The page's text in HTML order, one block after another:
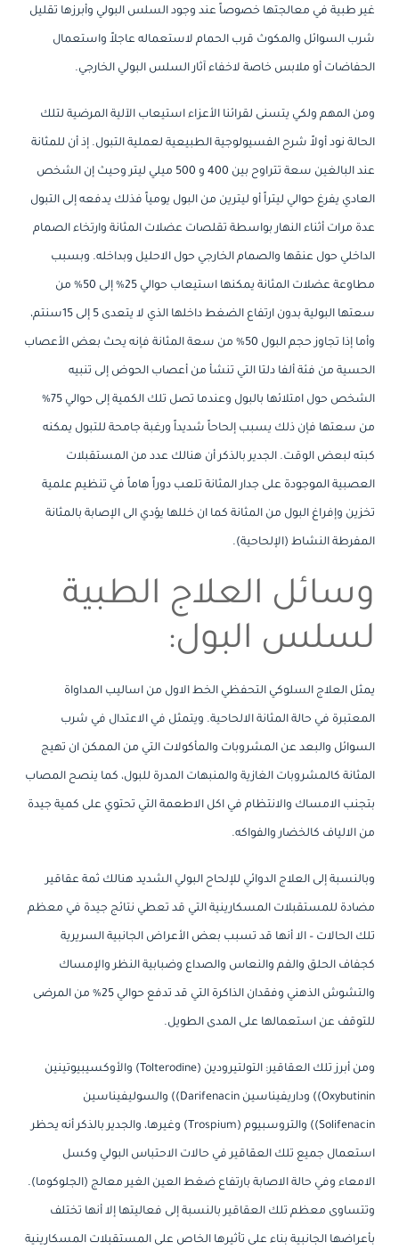
غير طبية في معالجتها خصوصاً عند وجود السلس البولي وأبرزها تقليل
شرب السوائل والمكوث قرب الحمام لاستعماله عاجلاً واستعمال
الحفاضات أو ملابس خاصة لاخفاء آثار السلس البولي الخارجي.
ومن المهم ولكي يتسنى لقرائنا الأعزاء استيعاب الآلية المرضية لتلك
الحالة نود أولاً شرح الفسيولوجية الطبيعية لعملية التبول. إذ أن للمثانة
عند البالغين سعة تتراوح بين 400 و 500 ميلي ليتر وحيث إن الشخص
العادي يفرغ حوالي ليتراً أو ليترين من البول يومياً فذلك يدفعه إلى التبول
عدة مرات أثناء النهار بواسطة تقلصات عضلات المثانة وارتخاء الصمام
الداخلي حول عنقها والصمام الخارجي حول الاحليل وبداخله. وبسبب
مطاوعة عضلات المثانة يمكنها استيعاب حوالي 25% إلى 50% من
سعتها البولية بدون ارتفاع الضغط داخلها الذي لا يتعدى 5 إلى 15سنتم،
وأما إذا تجاوز حجم البول 50% من سعة المثانة فإنه يحث بعض الأعصاب
الحسية من فئة ألفا دلتا التي تنشأ من أعصاب الحوض إلى تنبيه
الشخص حول امتلائها بالبول وعندما تصل تلك الكمية إلى حوالي 75%
من سعتها فإن ذلك يسبب إلحاحاً شديداً ورغبة جامحة للتبول يمكنه
كبته لبعض الوقت. الجدير بالذكر أن هنالك عدد من المستقبلات
العصبية الموجودة على جدار المثانة تلعب دوراً هاماً في تنظيم علمية
تخزين وإفراغ البول من المثانة كما ان خللها يؤدي الى الإصابة بالمثانة
المفرطة النشاط (الإلحاحية).
وسائل العلاج الطبية
لسلس البول:
يمثل العلاج السلوكي التحفظي الخط الاول من اساليب المداواة
المعتبرة في حالة المثانة الالحاحية. ويتمثل في الاعتدال في شرب
السوائل والبعد عن المشروبات والمأكولات التي من الممكن ان تهيج
المثانة كالمشروبات الغازية والمنبهات المدرة للبول، كما ينصح المصاب
بتجنب الامساك والانتظام في اكل الاطعمة التي تحتوي على كمية جيدة
من الالياف كالخضار والفواكه.
وبالنسبة إلى العلاج الدوائي للإلحاح البولي الشديد هنالك ثمة عقاقير
مضادة للمستقبلات المسكارينية التي قد تعطي نتائج جيدة في معظم
تلك الحالات – الا أنها قد تسبب بعض الأعراض الجانبية السريرية
كجفاف الحلق والفم والنعاس والصداع وضبابية النظر والإمساك
والتشوش الذهني وفقدان الذاكرة التي قد تدفع حوالي 25% من المرضى
للتوقف عن استعمالها على المدى الطويل.
ومن أبرز تلك العقاقير: التولتيرودين (Tolterodine) والأوكسيبيوتينين
Oxybutinin)) وداريفيناسين Darifenacin)) والسوليفيناسين
Solifenacin)) والتروسبيوم (Trospium) وغيرها، والجدير بالذكر أنه يحظر
استعمال جميع تلك العقاقير في حالات الاحتباس البولي وكسل
الامعاء وفي حالة الاصابة بارتفاع ضغط العين الغير معالج (الجلوكوما).
وتتساوى معظم تلك العقاقير بالنسبة إلى فعاليتها إلا أنها تختلف
بأعراضها الجانبية بناء على تأثيرها الخاص على المستقبلات المسكارينية